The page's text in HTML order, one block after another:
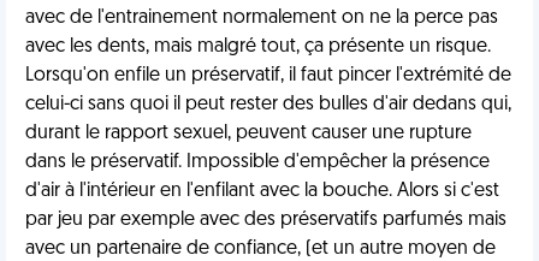
avec de l'entrainement normalement on ne la perce pas
avec les dents, mais malgré tout, ça présente un risque.
Lorsqu'on enfile un préservatif, il faut pincer l'extrémité de
celui-ci sans quoi il peut rester des bulles d'air dedans qui,
durant le rapport sexuel, peuvent causer une rupture
dans le préservatif. Impossible d'empêcher la présence
d'air à l'intérieur en l'enfilant avec la bouche. Alors si c'est
par jeu par exemple avec des préservatifs parfumés mais
avec un partenaire de confiance, (et un autre moyen de